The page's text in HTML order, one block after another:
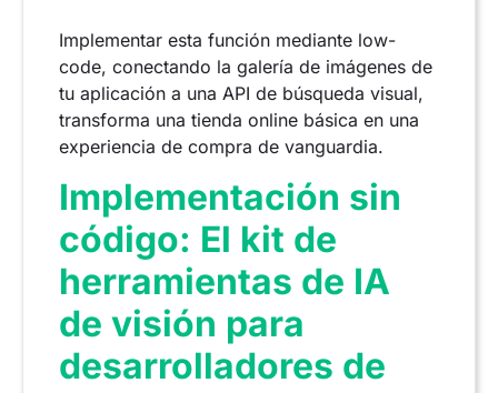
Implementar esta función mediante low-
code, conectando la galería de imágenes de
tu aplicación a una API de búsqueda visual,
transforma una tienda online básica en una
experiencia de compra de vanguardia.
Implementación sin
código: El kit de
herramientas de IA
de visión para
desarrolladores de